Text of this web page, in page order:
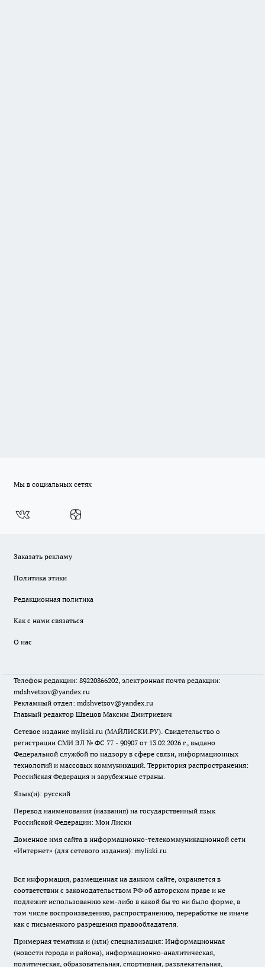
Мы в социальных сетях
Заказать рекламу
Политика этики
Редакционная политика
Как с нами связаться
О нас
Телефон редакции: 89220866202, электронная почта редакции:
mdshvetsov@yandex.ru
Рекламный отдел: mdshvetsov@yandex.ru
Главный редактор Швецов Максим Дмитриевич
Сетевое издание myliski.ru (МАЙЛИСКИ.РУ). Свидетельство о
регистрации СМИ ЭЛ № ФС 77 - 90907 от 13.02.2026 г., выдано
Федеральной службой по надзору в сфере связи, информационных
технологий и массовых коммуникаций. Территория распространения:
Российская Федерация и зарубежные страны.
Язык(и): русский
Перевод наименования (названия) на государственный язык
Российской Федерации: Мои Лиски
Доменное имя сайта в информационно-телекоммуникационной сети
«Интернет» (для сетевого издания): myliski.ru
Вся информация, размещенная на данном сайте, охраняется в
соответствии с законодательством РФ об авторском праве и не
подлежит использованию кем-либо в какой бы то ни было форме, в
том числе воспроизведению, распространению, переработке не иначе
как с письменного разрешения правообладателя.
Примерная тематика и (или) специализация: Информационная
(новости города и района), информационно-аналитическая,
политическая, образовательная, спортивная, развлекательная,